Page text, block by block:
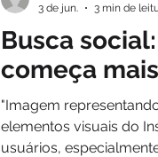
Busca
começa
"Imagem
elementos visuais do
usuários,
3 de jun.
3 min de